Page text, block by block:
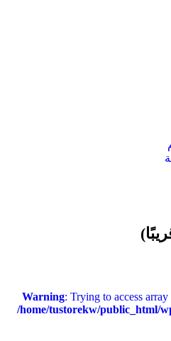
Warning: Trying to access
/home/tustorekw/public_html/